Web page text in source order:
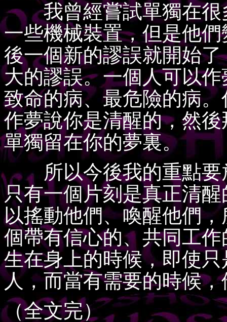
我曾經嘗試單獨在很
一些機械裝置，但是他
後一個新的謬誤就開始
大的謬誤。一個人可以
致命的病、最危險的病
作夢說你是清醒的，然
單獨留在你的夢裏。
所以今後我的重點要
只有一個片刻是真正清
以搖動他們、喚醒他們
個帶有信心的、共同工
生在身上的時候，即使
人，而當有需要的時候
（全文完）